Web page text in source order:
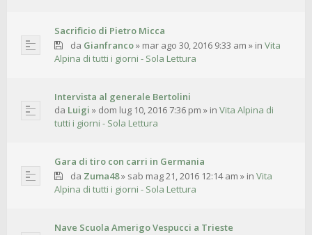
Sacrificio di Pietro Micca
da Gianfranco» mar ago 30, 2016 9:33 am » in Vita
Alpina di tutti i giorni - Sola Lettura
Intervista al generale Bertolini
da Luigi » dom lug 10, 2016 7:36 pm » in Vita Alpina di
tutti i giorni - Sola Lettura
Gara di tiro con carri in Germania
da Zuma48» sab mag 21, 2016 12:14 am » in Vita
Alpina di tutti i giorni - Sola Lettura
Nave Scuola Amerigo Vespucci a Trieste